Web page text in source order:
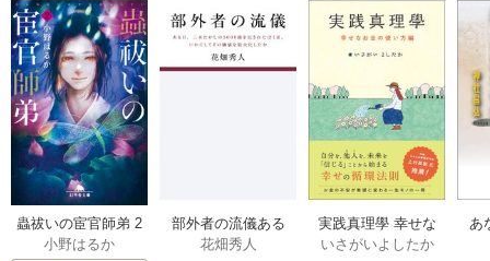
蟲祓いの宦官師弟 2
巻
小野はるか
部外者の流儀ある
日、三木たかしの5
花畑秀人
実践真理學 幸せな
お金の使い方編 1巻
いさがいよしたか
あ